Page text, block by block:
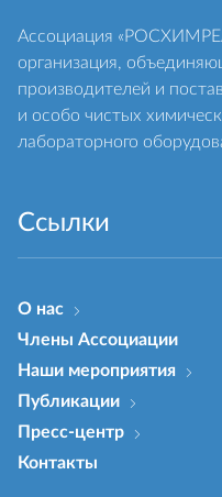
Ассоциация
организация,
производителей и
и особо чистых
лабораторного
Ссылки
О нас
Члены Ассоциации
Наши мероприятия
Публикации
Пресс-центр
Контакты